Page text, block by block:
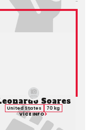
Soares
United States
70 kg
VÍCE INFO